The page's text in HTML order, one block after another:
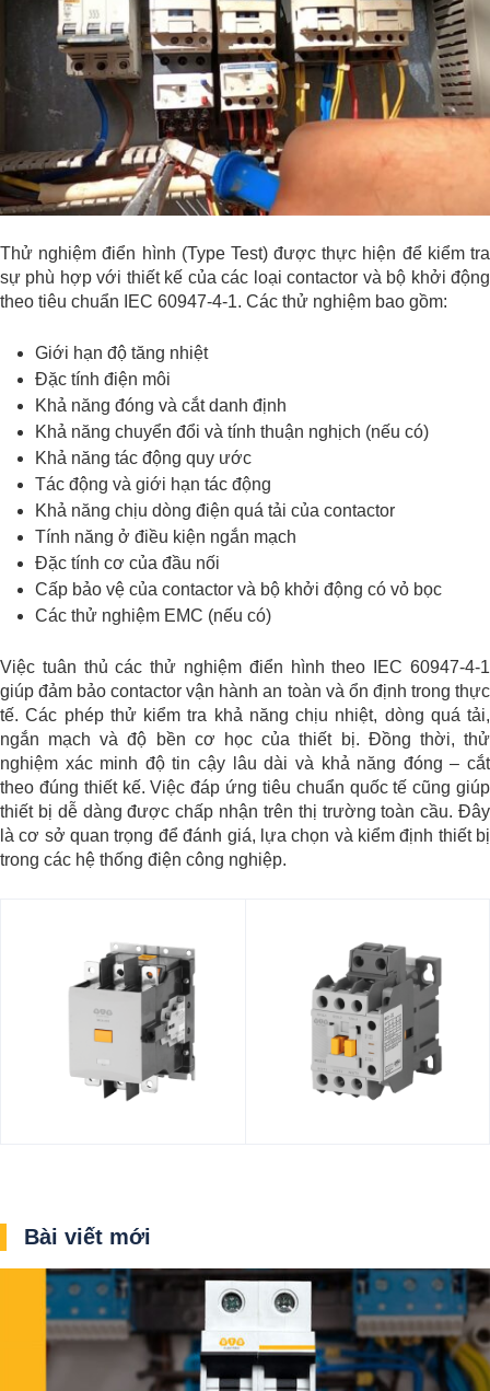
Thử nghiệm điển hình (Type Test) được thực hiện để kiểm tra
sự phù hợp với thiết kế của các loại contactor và bộ khởi động
theo tiêu chuẩn IEC 60947-4-1. Các thử nghiệm bao gồm:
Giới hạn độ tăng nhiệt
Đặc tính điện môi
Khả năng đóng và cắt danh định
Khả năng chuyển đổi và tính thuận nghịch (nếu có)
Khả năng tác động quy ước
Tác động và giới hạn tác động
Khả năng chịu dòng điện quá tải của contactor
Tính năng ở điều kiện ngắn mạch
Đặc tính cơ của đầu nối
Cấp bảo vệ của contactor và bộ khởi động có vỏ bọc
Các thử nghiệm EMC (nếu có)
Việc tuân thủ các thử nghiệm điển hình theo IEC 60947-4-1
giúp đảm bảo contactor vận hành an toàn và ổn định trong thực
tế. Các phép thử kiểm tra khả năng chịu nhiệt, dòng quá tải,
ngắn mạch và độ bền cơ học của thiết bị. Đồng thời, thử
nghiệm xác minh độ tin cậy lâu dài và khả năng đóng – cắt
theo đúng thiết kế. Việc đáp ứng tiêu chuẩn quốc tế cũng giúp
thiết bị dễ dàng được chấp nhận trên thị trường toàn cầu. Đây
là cơ sở quan trọng để đánh giá, lựa chọn và kiểm định thiết bị
trong các hệ thống điện công nghiệp.
Bài viết mới